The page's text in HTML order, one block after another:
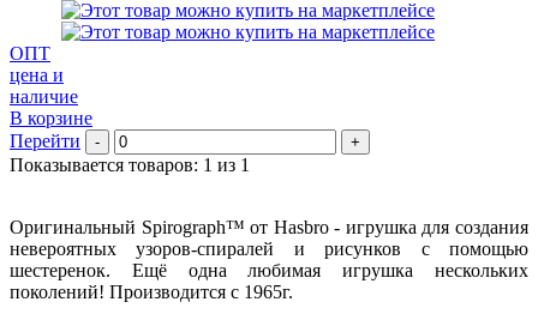
ОПТ
цена и
наличие
В корзине
Перейти
- +
Показывается товаров: 1 из 1
Оригинальный Spirograph™ от Hasbro - игрушка для создания
невероятных узоров-спиралей и рисунков с помощью
шестеренок. Ещё одна любимая игрушка нескольких
поколений! Производится с 1965г.